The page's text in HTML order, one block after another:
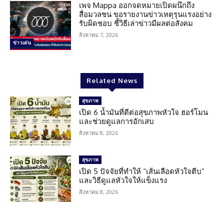
ข่าวเด่น
เพจ Mappa ออกจดหมายเปิดผนึกถึง
สื่อมวลชน ขอรายงานข่าวเหตุรุนแรงอย่าง
รับผิดชอบ ชี้วิธีเล่าข่าวมีผลต่อสังคม
สิงหาคม 7, 2026
Related News
สุขภาพ
เปิด 6 น้ำมันที่ดีต่อสุขภาพหัวใจ ฮอร์โมน
และช่วยดูแลการอักเสบ
สิงหาคม 8, 2026
สุขภาพ
เปิด 5 ปัจจัยที่ทำให้ “เส้นเลือดหัวใจตีบ”
และวิธีดูแลหัวใจให้แข็งแรง
สิงหาคม 8, 2026